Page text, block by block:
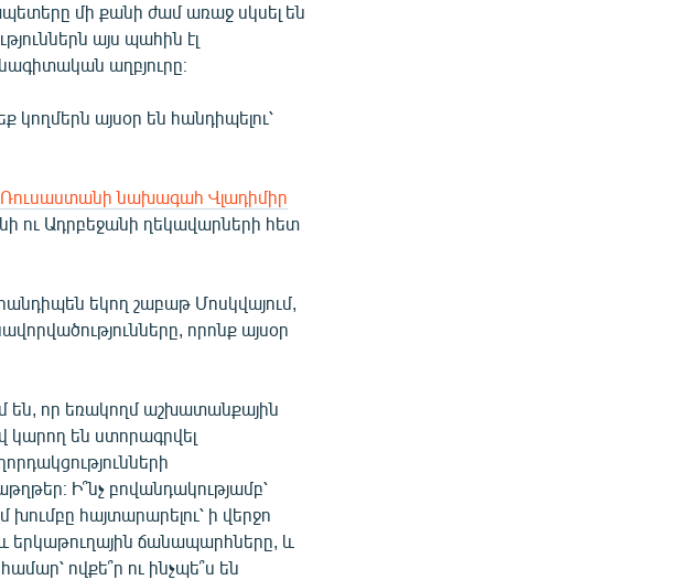
մի քանի ժամ առաջ սկսել են
այս պահին էլ
աղբյուրը։
կողմերն այսօր են հանդիպելու՝
Ռուսաստանի նախագահ Վլադիմիր
ու Ադրբեջանի ղեկավարների հետ
եկող շաբաթ Մոսկվայում,
որոնք այսօր
են, որ եռակողմ աշխատանքային
կարող են ստորագրվել
Ի՞նչ բովանդակությամբ՝
խումբը հայտարարելու՝ ի վերջո
երկաթուղային ճանապարհները, և
ովքե՞ր ու ինչպե՞ս են